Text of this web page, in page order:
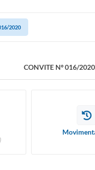
2020
CONVITE Nº 016/2020